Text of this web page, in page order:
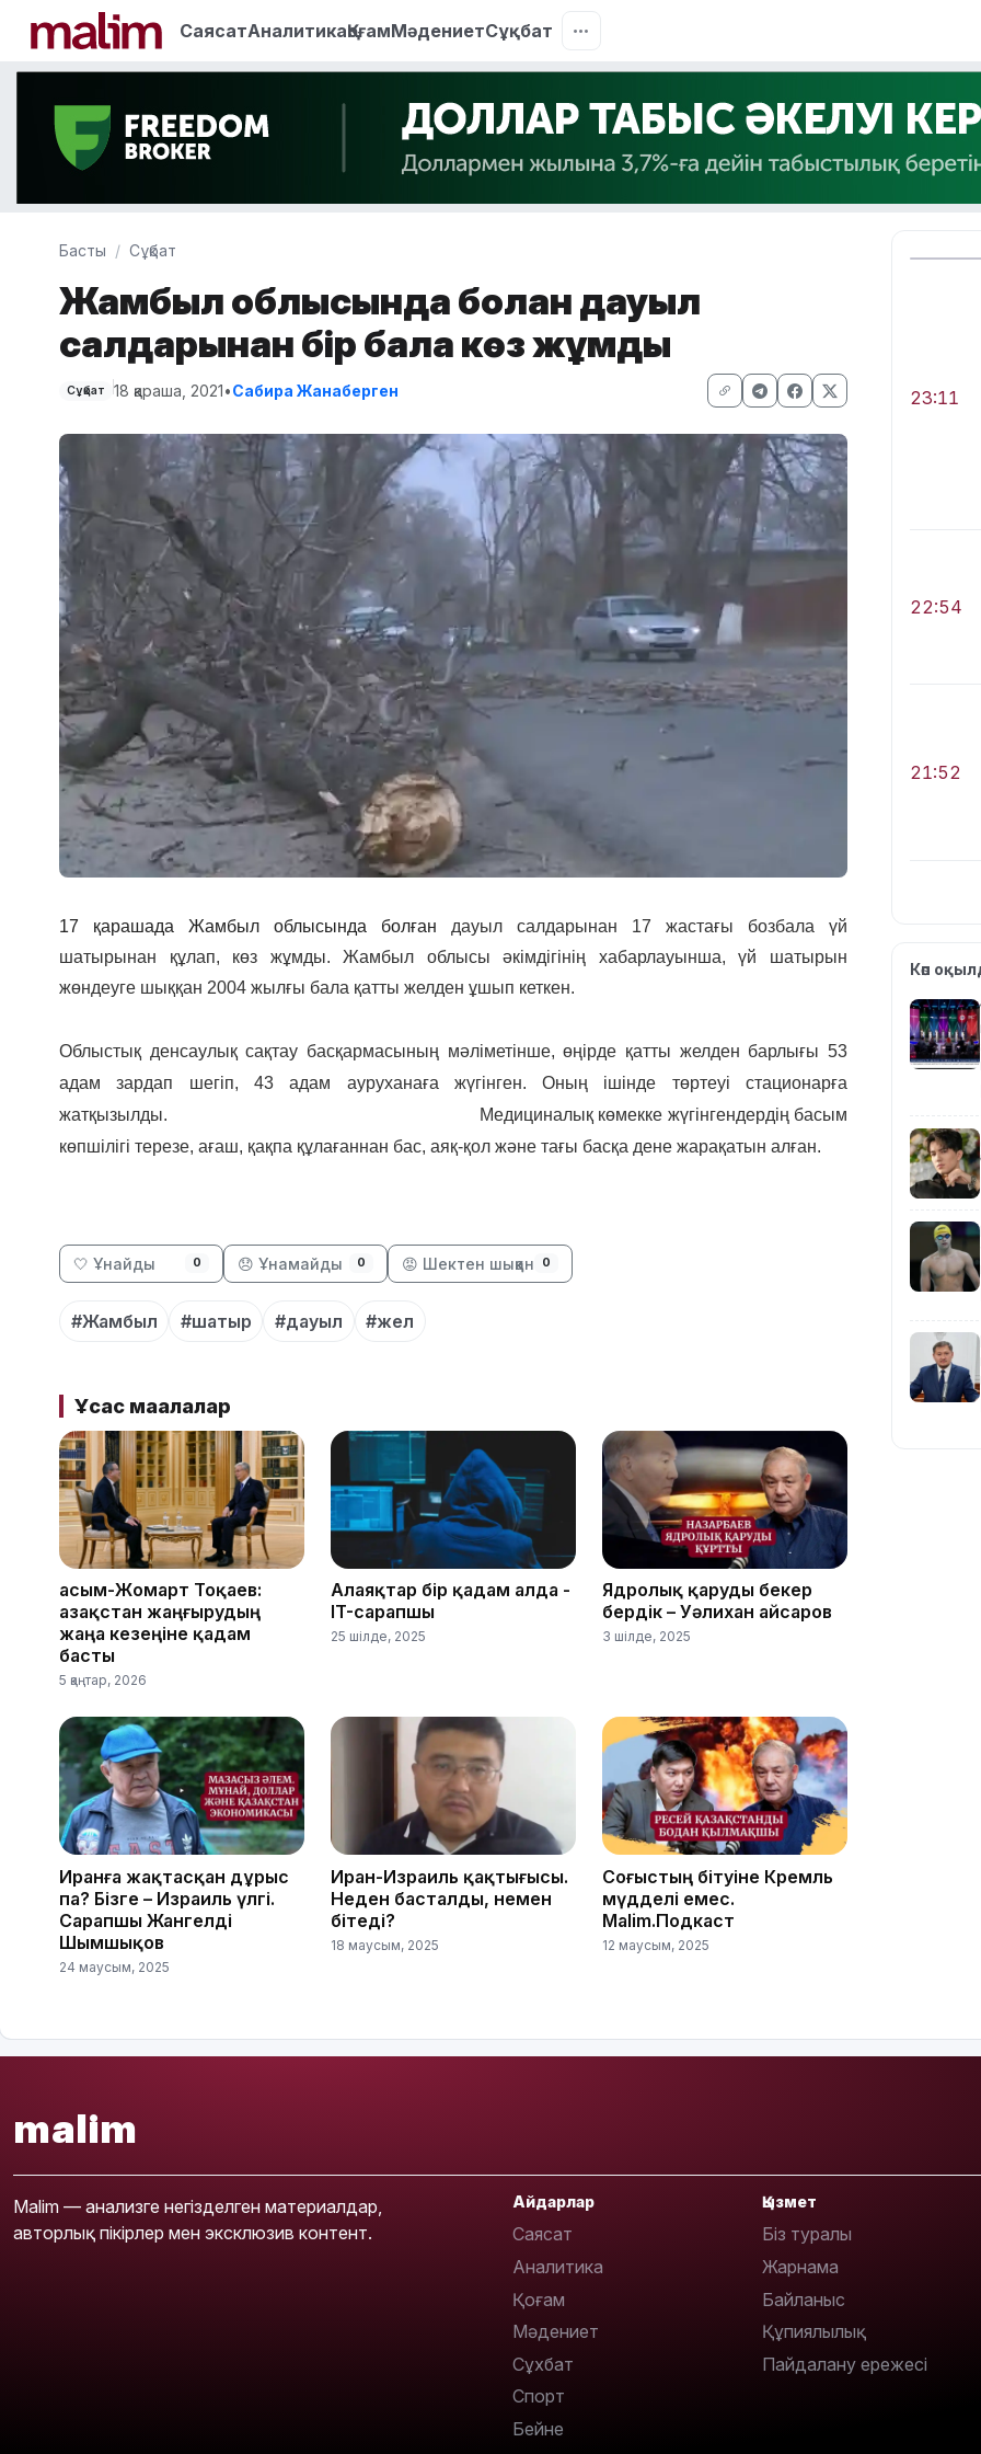
СаясатАналитикаҚоғамМәдениетСұқбат
Басты Сұқбат
Жамбыл облысында болған дауыл
салдарынан бір бала көз жұмды
Сұқбат 18 қараша, 2021•Сабира Жанаберген
17 қарашада Жамбыл облысында болған дауыл салдарынан 17 жастағы бозбала үй
шатырынан құлап, көз жұмды. Жамбыл облысы әкімдігінің хабарлауынша, үй шатырын
жөндеуге шыққан 2004 жылғы бала қатты желден ұшып кеткен.
Облыстық денсаулық сақтау басқармасының мәліметінше, өңірде қатты желден барлығы 53
адам зардап шегіп, 43 адам ауруханаға жүгінген. Оның ішінде төртеуі стационарға
жатқызылды.
Медициналық көмекке жүгінгендердің басым
көпшілігі терезе, ағаш, қақпа құлағаннан бас, аяқ-қол және тағы басқа дене жарақатын алған.
🤍 Ұнайды 0 😞 Ұнамайды 0 😡 Шектен шыққан 0
#Жамбыл #шатыр #дауыл #жел
Ұқсас мақалалар
Қасым-Жомарт Тоқаев:
Қазақстан жаңғырудың
жаңа кезеңіне қадам
басты
5 қаңтар, 2026
Алаяқтар бір қадам алда -
IT-сарапшы
25 шілде, 2025
Ядролық қаруды бекер
бердік – Уәлихан Қайсаров
3 шілде, 2025
Иранға жақтасқан дұрыс
па? Бізге – Израиль үлгі.
Сарапшы Жангелді
Шымшықов
24 маусым, 2025
Иран-Израиль қақтығысы.
Неден басталды, немен
бітеді?
18 маусым, 2025
Соғыстың бітуіне Кремль
мүдделі емес.
Malim.Подкаст
12 маусым, 2025
23:11
22:54
21:52
21:30
20:16
19:21
Көп
malim
Malim — анализге негізделген материалдар,
авторлық пікірлер мен эксклюзив контент.
Айдарлар
Саясат
Аналитика
Қоғам
Мәдениет
Сұхбат
Спорт
Бейне
Қызмет
Біз туралы
Жарнама
Байланыс
Құпиялылық
Пайдалану ережесі